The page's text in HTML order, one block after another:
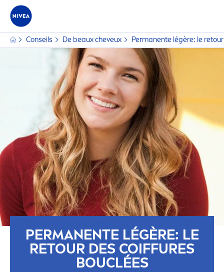
Conseils De beaux cheveux Permanente légère: le
PERMANENTE LÉGÈRE: LE
RETOUR DES COIFFURES
BOUCLÉES